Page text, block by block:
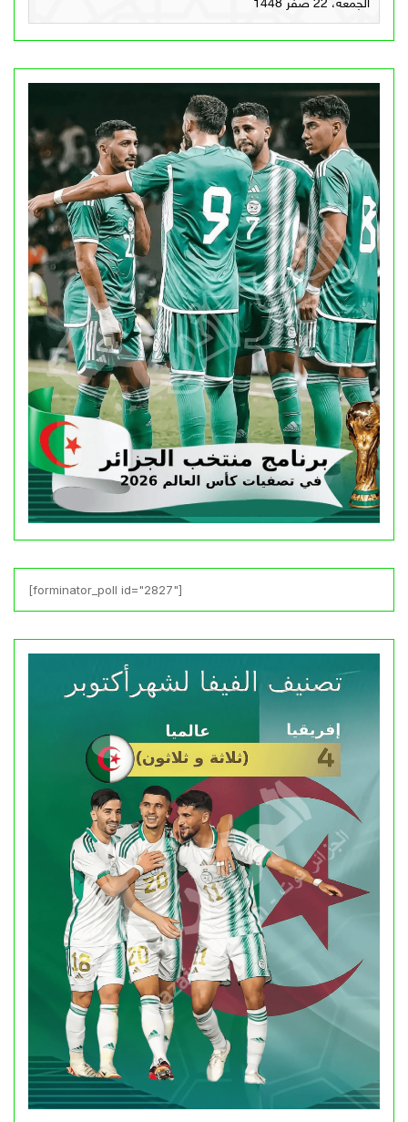
[forminator_poll id="2827"]